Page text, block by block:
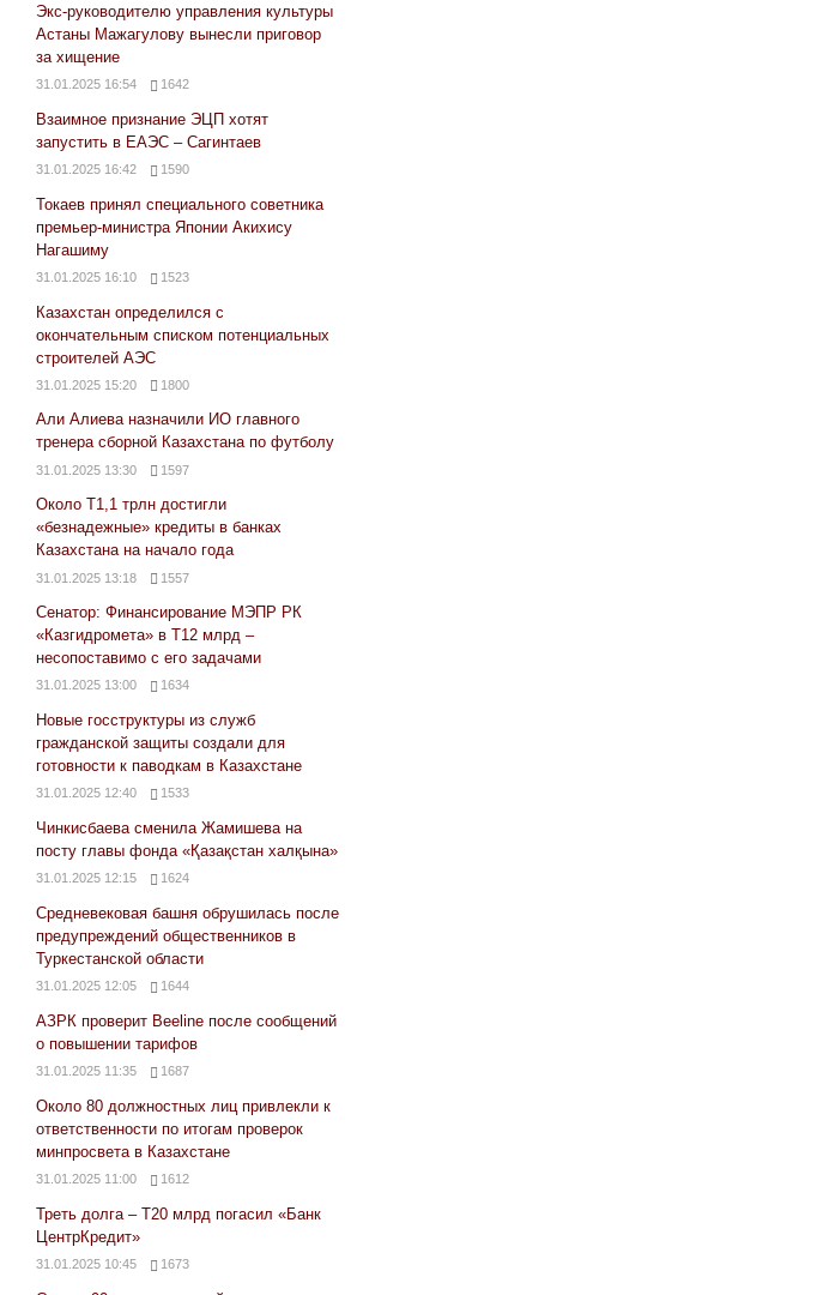
Экс-руководителю управления культуры
Астаны Мажагулову вынесли приговор
за хищение
31.01.2025 16:54 1642
Взаимное признание ЭЦП хотят
запустить в ЕАЭС – Сагинтаев
31.01.2025 16:42 1590
Токаев принял специального советника
премьер-министра Японии Акихису
Нагашиму
31.01.2025 16:10 1523
Казахстан определился с
окончательным списком потенциальных
строителей АЭС
31.01.2025 15:20 1800
Али Алиева назначили ИО главного
тренера сборной Казахстана по футболу
31.01.2025 13:30 1597
Около Т1,1 трлн достигли
«безнадежные» кредиты в банках
Казахстана на начало года
31.01.2025 13:18 1557
Сенатор: Финансирование МЭПР РК
«Казгидромета» в Т12 млрд –
несопоставимо с его задачами
31.01.2025 13:00 1634
Новые госструктуры из служб
гражданской защиты создали для
готовности к паводкам в Казахстане
31.01.2025 12:40 1533
Чинкисбаева сменила Жамишева на
посту главы фонда «Қазақстан халқына»
31.01.2025 12:15 1624
Средневековая башня обрушилась после
предупреждений общественников в
Туркестанской области
31.01.2025 12:05 1644
АЗРК проверит Beeline после сообщений
о повышении тарифов
31.01.2025 11:35 1687
Около 80 должностных лиц привлекли к
ответственности по итогам проверок
минпросвета в Казахстане
31.01.2025 11:00 1612
Треть долга – Т20 млрд погасил «Банк
ЦентрКредит»
31.01.2025 10:45 1673